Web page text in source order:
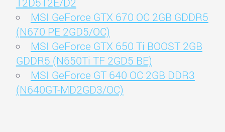
MSI GeForce GTX 670 OC 2GB GDDR5
(N670 PE 2GD5/OC)
MSI GeForce GTX 650 Ti BOOST 2GB
GDDR5 (N650Ti TF 2GD5 BE)
MSI GeForce GT 640 OC 2GB DDR3
(N640GT-MD2GD3/OC)